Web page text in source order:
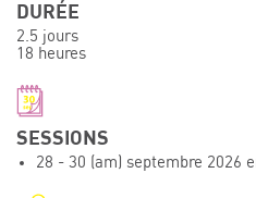
Événements
DURÉE
2.5 jours
18 heures
SESSIONS
28 - 30 (am) septembre 2026